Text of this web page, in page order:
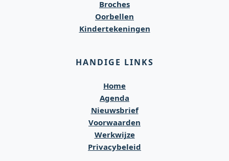
Broches
Oorbellen
Kindertekeningen
HANDIGE LINKS
Home
Agenda
Nieuwsbrief
Voorwaarden
Werkwijze
Privacybeleid